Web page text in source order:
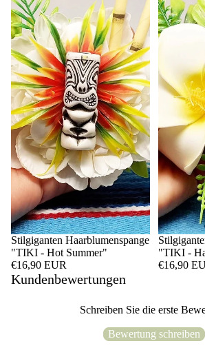
Stilgiganten Haarblumenspange
"TIKI - Hot Summer"
€16,90 EUR
"TIKI -
€16,90
Kundenbewertungen
Schreiben Sie die erste
Bewertung schreiben